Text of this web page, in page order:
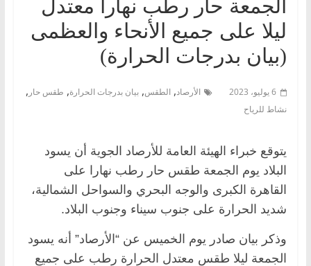
الجمعة حار رطب نهارا معتدل
ليلا على جميع الأنحاء والعظمى
(بيان بدرجات الحرارة)
6 يوليو، 2023 الأرصاد, الطقس, بيان بدرجات الحرارة, طقس حار ,
نشاط للرياح
يتوقع خبراء الهيئة العامة للأرصاد الجوية أن يسود
البلاد يوم الجمعة طقس حار رطب نهارا على
القاهرة الكبرى والوجه البحري والسواحل الشمالية،
شديد الحرارة على جنوب سيناء وجنوب البلاد.
وذكر بيان صادر يوم الخميس عن “الأرصاد” أنه يسود
الجمعة ليلا طقس معتدل الحرارة رطب على جميع